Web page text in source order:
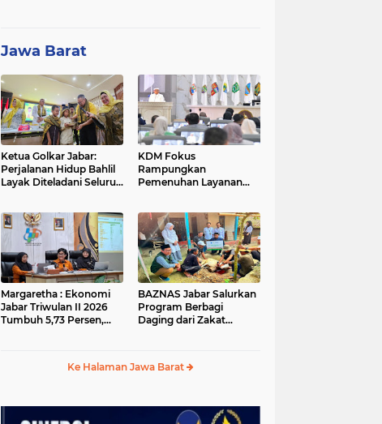
Jawa Barat
Ketua Golkar Jabar:
Perjalanan Hidup Bahlil
Layak Diteladani Seluruh
KDM Fokus
Rampungkan
Pemenuhan Layanan
Margaretha : Ekonomi
Jabar Triwulan II 2026
Tumbuh 5,73 Persen,
BAZNAS Jabar Salurkan
Program Berbagi
Daging dari Zakat
Ke Halaman Jawa Barat